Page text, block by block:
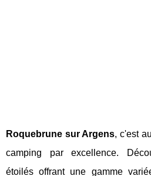
Roquebrune sur Argens, c'est
camping par excellence.
étoilés offrant une gamme